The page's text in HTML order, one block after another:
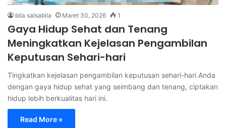
bila salsabila Maret 30, 2026 1
Gaya Hidup Sehat dan Tenang
Meningkatkan Kejelasan Pengambilan
Keputusan Sehari-hari
Tingkatkan kejelasan pengambilan keputusan sehari-hari Anda
dengan gaya hidup sehat yang seimbang dan tenang, ciptakan
hidup lebih berkualitas hari ini.
Read More »